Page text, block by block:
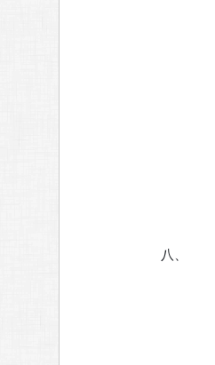
八、